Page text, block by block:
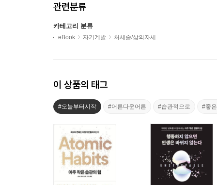
관련분류
카테고리 분류
eBook 자기계발 처세술/삶의자세
이 상품의 태그
#오늘부터시작 #어른다운어른 #습관적으로 #좋